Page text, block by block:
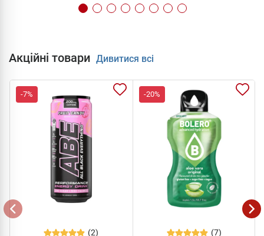
Акційні товари Дивитися всі
-7%
(2)
-20%
(7)